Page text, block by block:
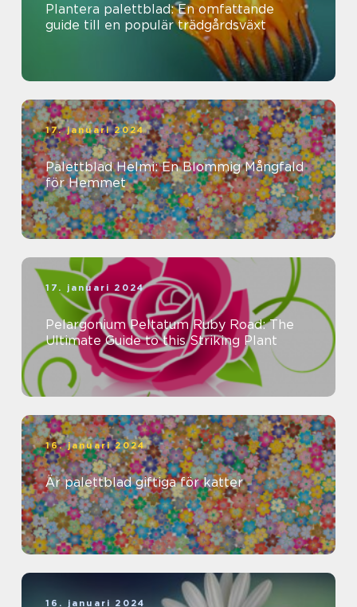
Plantera palettblad: En omfattande
guide till en populär trädgårdsväxt
17. januari 2024
Palettblad Helmi: En Blommig Mångfald
för Hemmet
17. januari 2024
Pelargonium Peltatum Ruby Road: The
Ultimate Guide to this Striking Plant
16. januari 2024
Är palettblad giftiga för katter
16. januari 2024